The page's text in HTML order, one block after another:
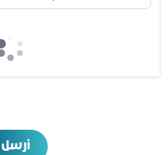
أرسل